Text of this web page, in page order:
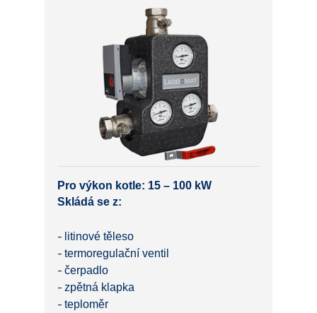
Pro výkon kotle: 15 – 100 kW
Skládá se z:
litinové těleso
termoregulační ventil
čerpadlo
zpětná klapka
teploměr